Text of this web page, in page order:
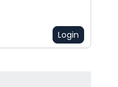
Login